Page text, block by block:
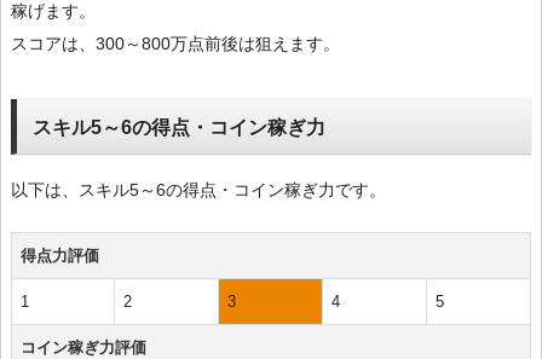
稼げます。
スコアは、300～800万点前後は狙えます。
スキル5～6の得点・コイン稼ぎ力
以下は、スキル5～6の得点・コイン稼ぎ力です。
得点力評価
1 2 3 4 5
コイン稼ぎ力評価